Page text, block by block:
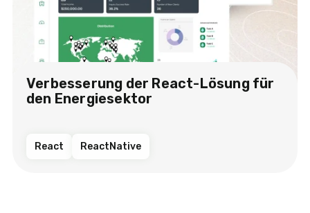
Verbesserung der React-Lösung für
den Energiesektor​
React ReactNative